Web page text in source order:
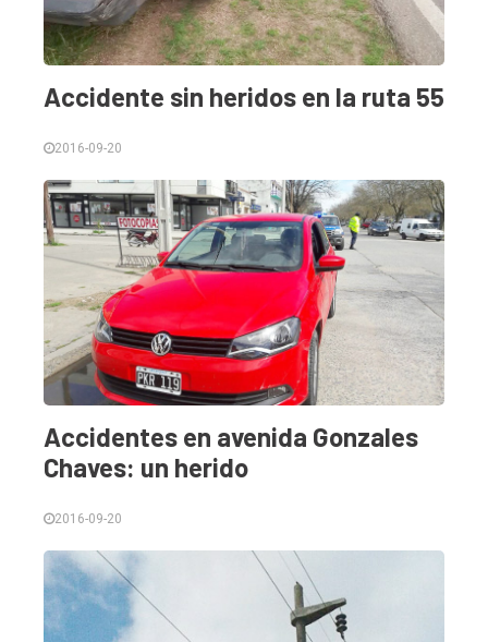
Accidente sin heridos en la ruta 55
2016-09-20
Accidentes en avenida Gonzales
Chaves: un herido
2016-09-20